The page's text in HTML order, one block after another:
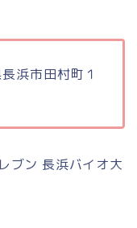
浜市田村町１
ブン 長浜バイオ大